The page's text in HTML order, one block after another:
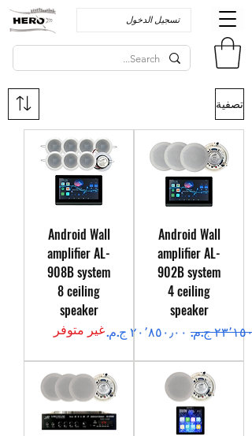
تسجيل الدخول
تصفية
Android Wall
amplifier AL-
902B system
4 ceiling
speaker
عادي
سعر البيع
Android Wall
amplifier AL-
908B system
8 ceiling
speaker
غير متوفر